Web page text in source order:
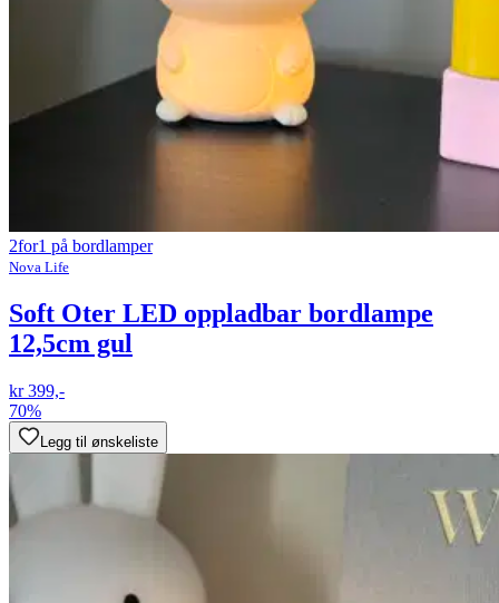
2for1 på bordlamper
Nova Life
Soft Oter LED oppladbar bordlampe
12,5cm gul
kr 399,-
70%
Legg til ønskeliste